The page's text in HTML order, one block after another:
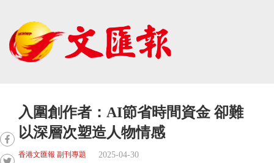
入圍創作者：AI節省時間資金 卻難
以深層次塑造人物情感
香港文匯報 副刊專題 2025-04-30